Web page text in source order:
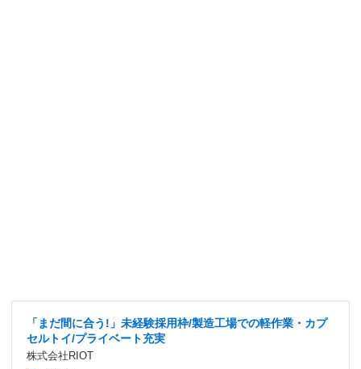
「まだ間に合う!」未経験採用枠/製造工場での軽作業・カプ
セルトイ/プライベート充実
株式会社RIOT